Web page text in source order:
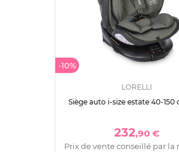
-10%
LORELLI
Siège auto i-size estate 40-150
232,90 €
Prix de vente conseillé par la